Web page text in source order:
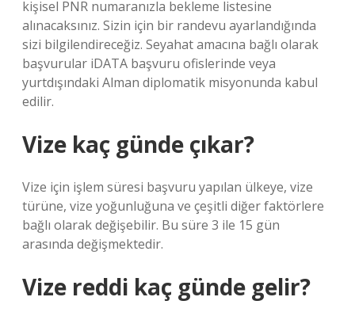
kişisel PNR numaranızla bekleme listesine
alınacaksınız. Sizin için bir randevu ayarlandığında
sizi bilgilendireceğiz. Seyahat amacına bağlı olarak
başvurular iDATA başvuru ofislerinde veya
yurtdışındaki Alman diplomatik misyonunda kabul
edilir.
Vize kaç günde çıkar?
Vize için işlem süresi başvuru yapılan ülkeye, vize
türüne, vize yoğunluğuna ve çeşitli diğer faktörlere
bağlı olarak değişebilir. Bu süre 3 ile 15 gün
arasında değişmektedir.
Vize reddi kaç günde gelir?